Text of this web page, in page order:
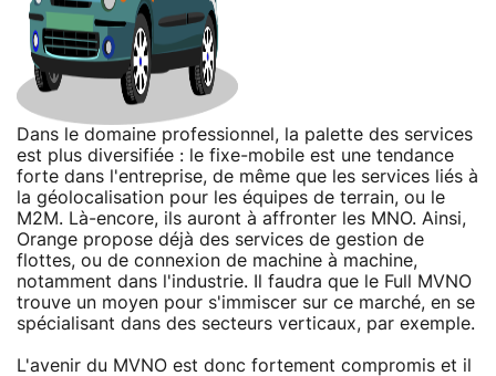
Dans le domaine professionnel, la palette des services
est plus diversifiée : le fixe-mobile est une tendance
forte dans l'entreprise, de même que les services liés à
la géolocalisation pour les équipes de terrain, ou le
M2M. Là-encore, ils auront à affronter les MNO. Ainsi,
Orange propose déjà des services de gestion de
flottes, ou de connexion de machine à machine,
notamment dans l'industrie. Il faudra que le Full MVNO
trouve un moyen pour s'immiscer sur ce marché, en se
spécialisant dans des secteurs verticaux, par exemple.
L'avenir du MVNO est donc fortement compromis et il